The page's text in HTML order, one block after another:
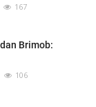
167
Brimob:
106